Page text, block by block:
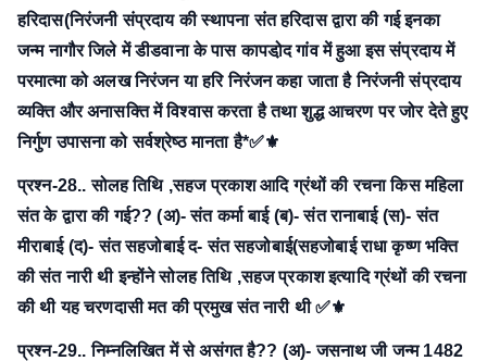
हरिदास(निरंजनी संप्रदाय की स्थापना संत हरिदास द्वारा की गई इनका
जन्म नागौर जिले में डीडवाना के पास कापडो़द गांव में हुआ इस संप्रदाय में
परमात्मा को अलख निरंजन या हरि निरंजन कहा जाता है निरंजनी संप्रदाय
व्यक्ति और अनासक्ति में विश्वास करता है तथा शुद्ध आचरण पर जोर देते हुए
निर्गुण उपासना को सर्वश्रेष्ठ मानता है*✅⚜
प्रश्न-28.. सोलह तिथि ,सहज प्रकाश आदि ग्रंथों की रचना किस महिला
संत के द्वारा की गई?? (अ)- संत कर्मा बाई (ब)- संत रानाबाई (स)- संत
मीराबाई (द)- संत सहजोबाई द- संत सहजोबाई(सहजोबाई राधा कृष्ण भक्ति
की संत नारी थी इन्होंने सोलह तिथि ,सहज प्रकाश इत्यादि ग्रंथों की रचना
की थी यह चरणदासी मत की प्रमुख संत नारी थी ✅⚜
प्रश्न-29.. निम्नलिखित में से असंगत है?? (अ)- जसनाथ जी जन्म 1482